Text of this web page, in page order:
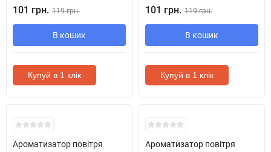
101 грн. 119 грн.
В кошик
Купуй в 1 клік
101 грн. 119 грн.
В кошик
Купуй в 1 клік
Ароматизатор повітря
Ароматизатор повітря